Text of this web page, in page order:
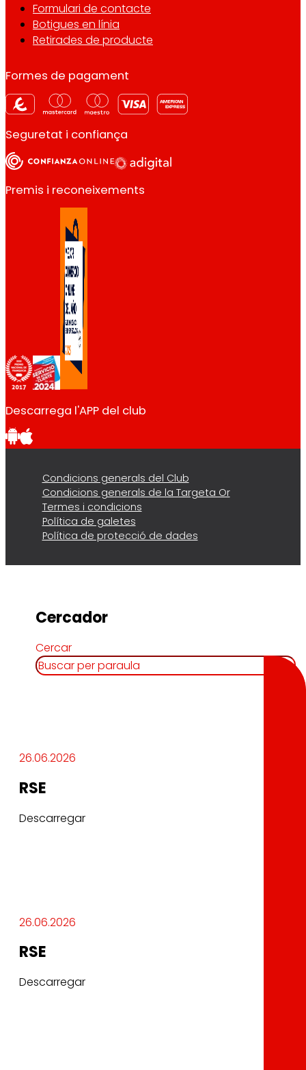
Formulari de contacte
Botigues en línia
Retirades de producte
Formes de pagament
Seguretat i confiança
Premis i reconeixements
Descarrega l'APP del club
Condicions generals del Club
Condicions generals de la Targeta Or
Termes i condicions
Política de galetes
Política de protecció de dades
Cercador
Cercar
26.06.2026
RSE
Descarregar
26.06.2026
RSE
Descarregar